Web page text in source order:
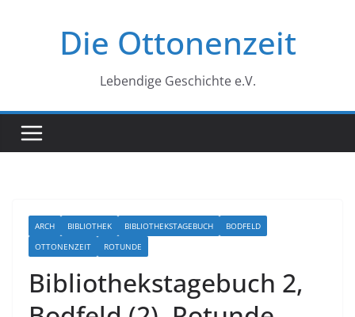
Die Ottonenzeit
Lebendige Geschichte e.V.
ARCH BIBLIOTHEK BIBLIOTHEKSTAGEBUCH
BODFELD
OTTONENZEIT
ROTUNDE
Bibliothekstagebuch 2,